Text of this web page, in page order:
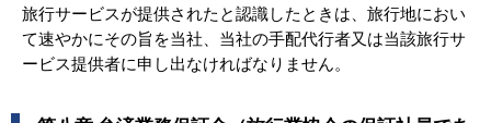
旅行サービスが提供されたと認識したときは、旅行地におい
て速やかにその旨を当社、当社の手配代行者又は当該旅行サ
ービス提供者に申し出なければなりません。